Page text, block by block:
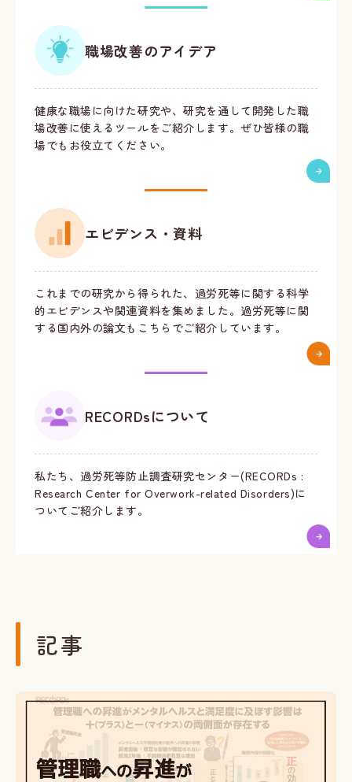
職場改善のアイデア
健康な職場に向けた研究や、研究を通して開発した職
場改善に使えるツールをご紹介します。ぜひ皆様の職
場でもお役立てください。
エビデンス・資料
これまでの研究から得られた、過労死等に関する科学
的エビデンスや関連資料を集めました。過労死等に関
する国内外の論文もこちらでご紹介しています。
RECORDsについて
私たち、過労死等防止調査研究センター(RECORDs :
Research Center for Overwork-related Disorders)に
ついてご紹介します。
記事